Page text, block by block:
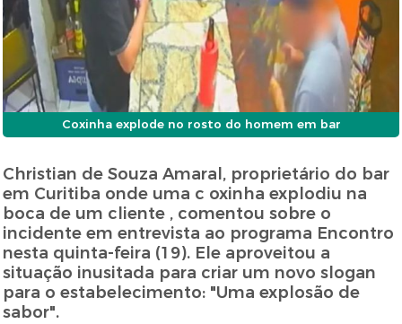
Coxinha explode no rosto do homem em bar
Christian de Souza Amaral, proprietário do bar
em Curitiba onde uma c oxinha explodiu na
boca de um cliente , comentou sobre o
incidente em entrevista ao programa Encontro
nesta quinta-feira (19). Ele aproveitou a
situação inusitada para criar um novo slogan
para o estabelecimento: "Uma explosão de
sabor".